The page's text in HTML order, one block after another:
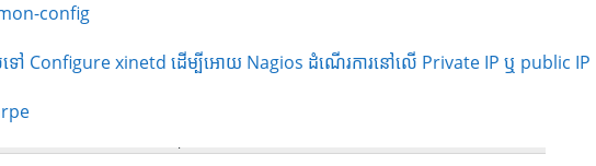
config
ទៅ Configure xinetd ដើម្បីអោយ Nagios ដំណើរការនៅលើ Private IP ឬ public IP